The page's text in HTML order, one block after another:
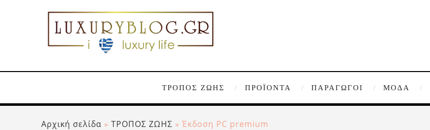
ΤΡΟΠΟΣ ΖΩΗΣ ΠΡΟΪΌΝΤΑ ΠΑΡΑΓΩΓΟΊ ΜΌΔΑ
Αρχική σελίδα » ΤΡΟΠΟΣ ΖΩΗΣ »Έκδοση PC premium